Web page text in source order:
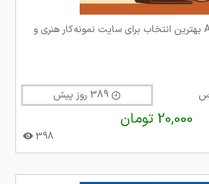
قالب وردپرس Ashley بهترین انتخاب برای سایت نمونه‌کار هنری و
20,000 تومان
398